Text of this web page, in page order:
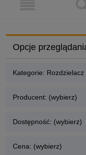
Opcje
Kategorie: Rozdzielacz
Producent: (wybierz)
Dostępność: (wybierz)
Cena: (wybierz)